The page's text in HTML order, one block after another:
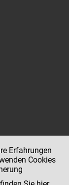
Erfahrungen
Cookies